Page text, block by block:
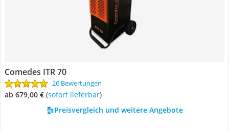
Comedes ITR 70
26 Bewertungen
ab 679,00 € ( Sofort lieferbar)
Preisvergleich und weitere Angebote